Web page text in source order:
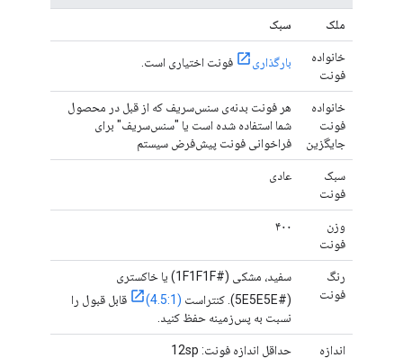
ملک سبک
خانواده
فونت
بارگذاری فونت اختیاری است.
خانواده
فونت
جایگزین
هر فونت بدنه‌ی سنس‌سریف که از قبل در محصول
شما استفاده شده است یا "سنس‌سریف" برای
فراخوانی فونت پیش‌فرض سیستم
سبک
فونت
عادی
وزن
فونت
۴۰۰
رنگ
فونت
سفید، مشکی (#1F1F1F) یا خاکستری
(#5E5E5E). کنتراست
(4.5:1)
قابل قبول را
نسبت به پس‌زمینه حفظ کنید.
اندازه
حداقل اندازه فونت: 12sp